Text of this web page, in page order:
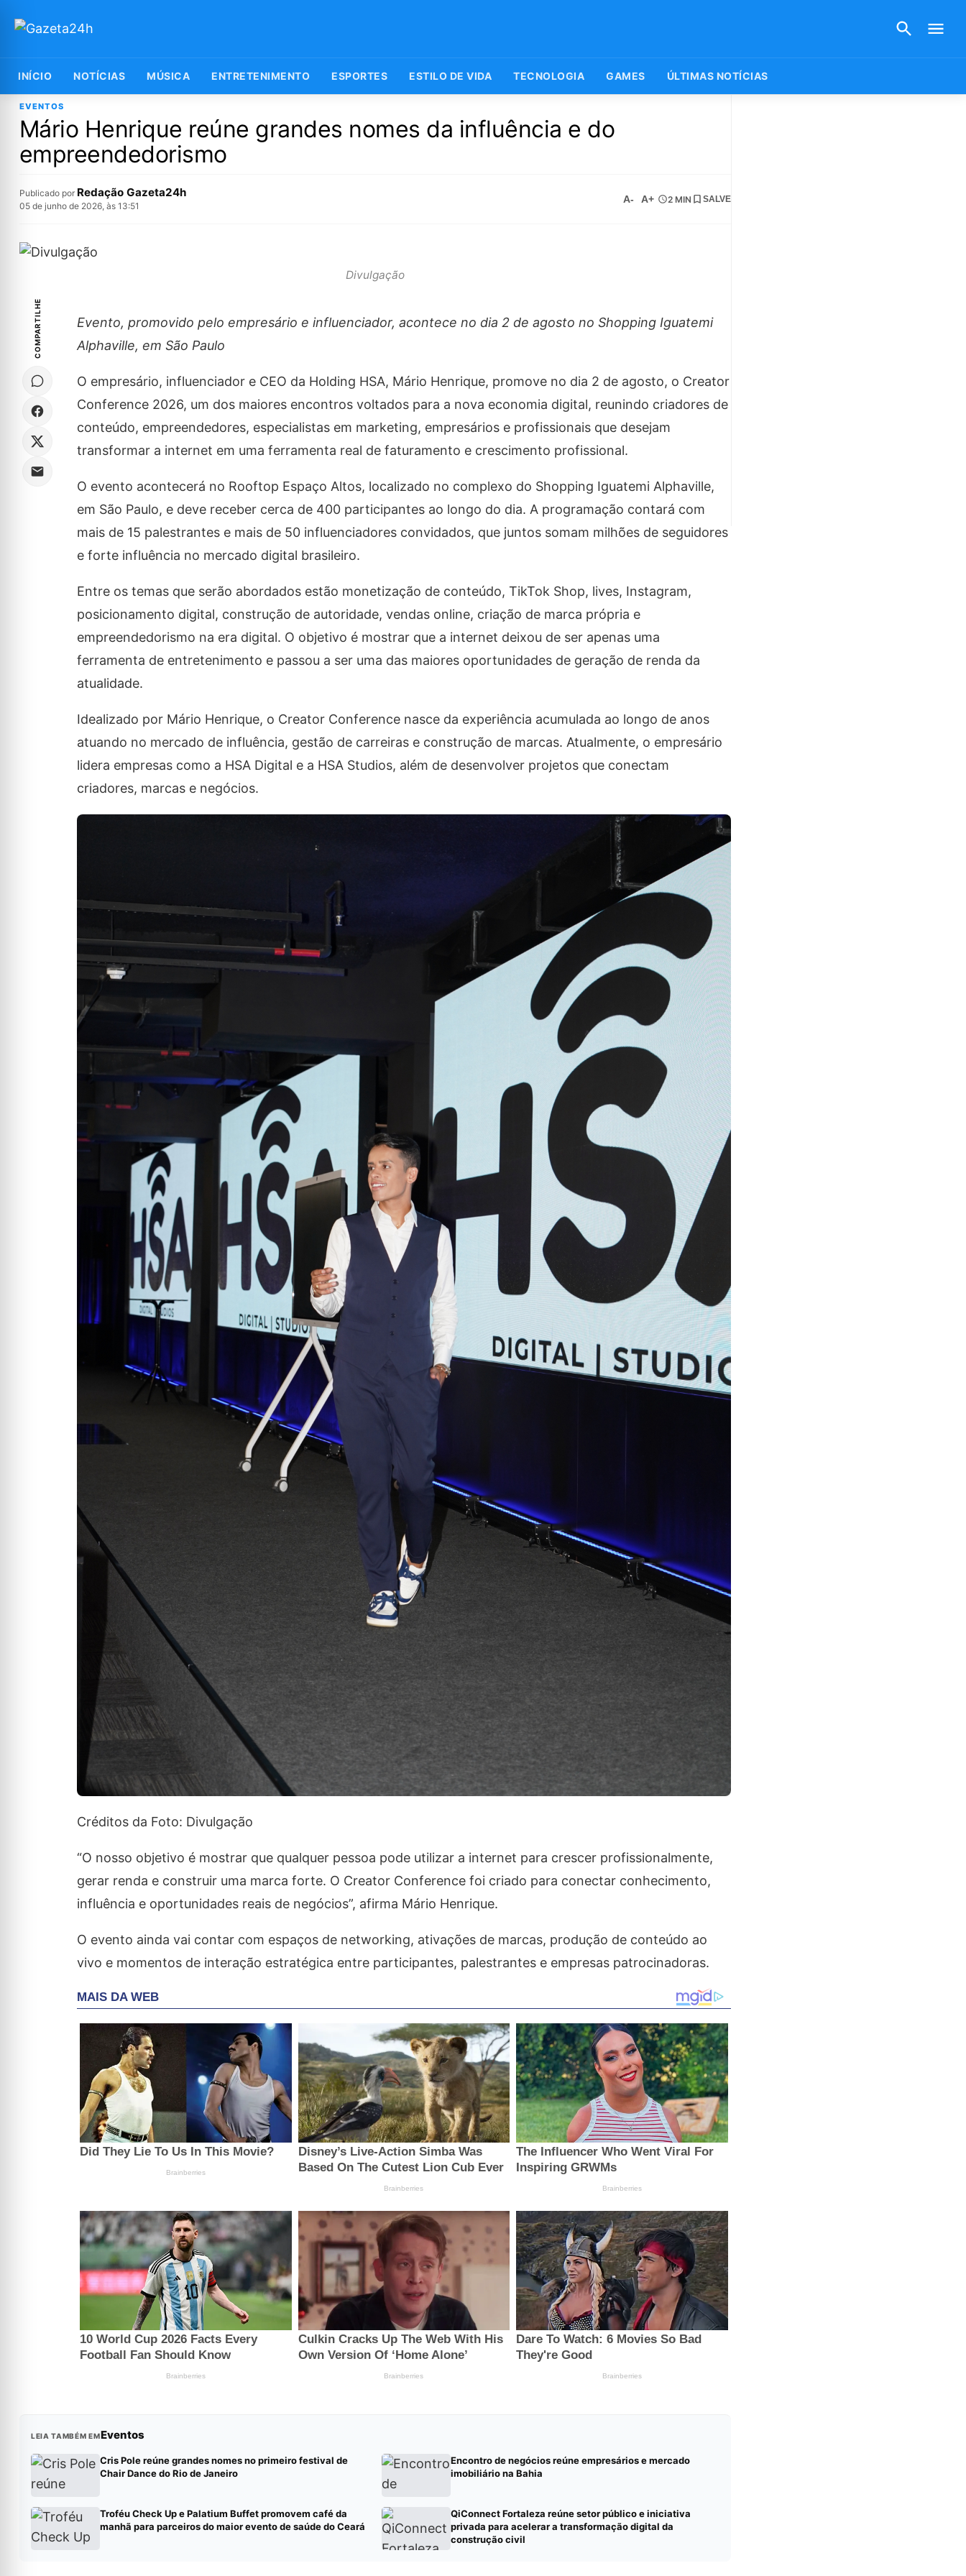
INÍCIO NOTÍCIAS MÚSICA ENTRETENIMENTO ESPORTES ESTILO DE VIDA TECNOLOGIA GAMES ÚLTIMAS NOTÍCIAS
EVENTOS
Mário Henrique reúne grandes nomes da influência e do
empreendedorismo
Publicado por Redação Gazeta24h
05 de junho de 2026, às 13:51
A- A+ 2 MIN SALVE
Divulgação
COMPARTILHE
Evento, promovido pelo empresário e influenciador, acontece no dia 2 de agosto no Shopping Iguatemi
Alphaville, em São Paulo
O empresário, influenciador e CEO da Holding HSA, Mário Henrique, promove no dia 2 de agosto, o Creator
Conference 2026, um dos maiores encontros voltados para a nova economia digital, reunindo criadores de
conteúdo, empreendedores, especialistas em marketing, empresários e profissionais que desejam
transformar a internet em uma ferramenta real de faturamento e crescimento profissional.
O evento acontecerá no Rooftop Espaço Altos, localizado no complexo do Shopping Iguatemi Alphaville,
em São Paulo, e deve receber cerca de 400 participantes ao longo do dia. A programação contará com
mais de 15 palestrantes e mais de 50 influenciadores convidados, que juntos somam milhões de seguidores
e forte influência no mercado digital brasileiro.
Entre os temas que serão abordados estão monetização de conteúdo, TikTok Shop, lives, Instagram,
posicionamento digital, construção de autoridade, vendas online, criação de marca própria e
empreendedorismo na era digital. O objetivo é mostrar que a internet deixou de ser apenas uma
ferramenta de entretenimento e passou a ser uma das maiores oportunidades de geração de renda da
atualidade.
Idealizado por Mário Henrique, o Creator Conference nasce da experiência acumulada ao longo de anos
atuando no mercado de influência, gestão de carreiras e construção de marcas. Atualmente, o empresário
lidera empresas como a HSA Digital e a HSA Studios, além de desenvolver projetos que conectam
criadores, marcas e negócios.
Créditos da Foto: Divulgação
“O nosso objetivo é mostrar que qualquer pessoa pode utilizar a internet para crescer profissionalmente,
gerar renda e construir uma marca forte. O Creator Conference foi criado para conectar conhecimento,
influência e oportunidades reais de negócios”, afirma Mário Henrique.
O evento ainda vai contar com espaços de networking, ativações de marcas, produção de conteúdo ao
vivo e momentos de interação estratégica entre participantes, palestrantes e empresas patrocinadoras.
LEIA TAMBÉM EMEventos
Cris Pole reúne grandes nomes no primeiro festival de
Chair Dance do Rio de Janeiro
Encontro de negócios reúne empresários e mercado
imobiliário na Bahia
Troféu Check Up e Palatium Buffet promovem café da
manhã para parceiros do maior evento de saúde do Ceará
QiConnect Fortaleza reúne setor público e iniciativa
privada para acelerar a transformação digital da
construção civil